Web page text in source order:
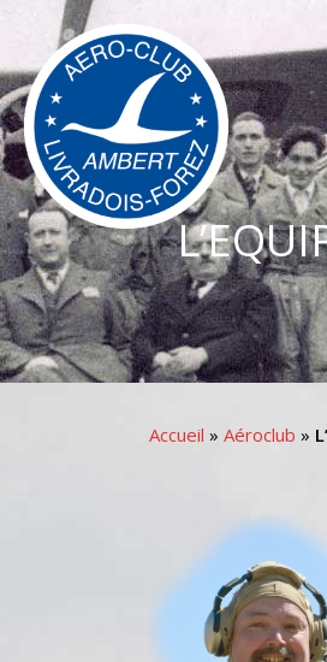
contenu
Accueil » Aéroclub »